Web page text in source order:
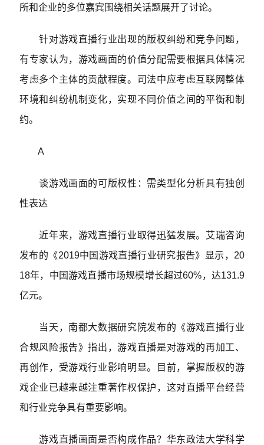
所和企业的多位嘉宾围绕相关话题展开了讨论。
针对游戏直播行业出现的版权纠纷和竞争问题，
有专家认为，游戏画面的价值分配需要根据具体情况
考虑多个主体的贡献程度。司法中应考虑互联网整体
环境和纠纷机制变化，实现不同价值之间的平衡和制
约。
A
谈游戏画面的可版权性：需类型化分析具有独创
性表达
近年来，游戏直播行业取得迅猛发展。艾瑞咨询
发布的《2019中国游戏直播行业研究报告》显示，20
18年，中国游戏直播市场规模增长超过60%，达131.9
亿元。
当天，南都大数据研究院发布的《游戏直播行业
合规风险报告》指出，游戏直播是对游戏的再加工、
再创作，受游戏行业影响明显。目前，掌握版权的游
戏企业已越来越注重著作权保护，这对直播平台经营
和行业竞争具有重要影响。
游戏直播画面是否构成作品？华东政法大学科学